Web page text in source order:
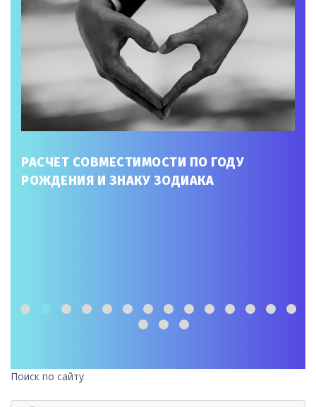
РАСЧЕТ СОВМЕСТИМОСТИ ПО ГОДУ
РОЖДЕНИЯ И ЗНАКУ ЗОДИАКА
Поиск по сайту